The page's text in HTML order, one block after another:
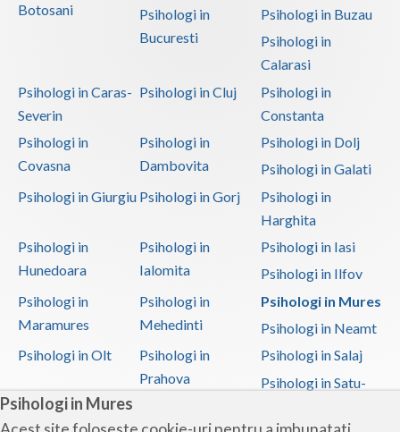
Psihologi in Mures
Botosani
Psihologi in
Bucuresti
Psihologi in Buzau
Psihologi in
Calarasi
Psihologi in Caras-
Severin
Psihologi in Cluj
Psihologi in
Constanta
Psihologi in
Covasna
Psihologi in
Dambovita
Psihologi in Dolj
Psihologi in Galati
Psihologi in Giurgiu Psihologi in Gorj
Psihologi in
Harghita
Psihologi in
Hunedoara
Psihologi in
Ialomita
Psihologi in Iasi
Psihologi in Ilfov
Psihologi in
Maramures
Psihologi in
Mehedinti
Psihologi in Mures
Psihologi in Neamt
Psihologi in Olt
Psihologi in
Prahova
Psihologi in Salaj
Psihologi in Satu-